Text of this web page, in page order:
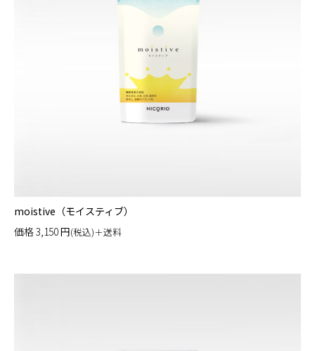
moistive（モイスティブ）
価格3,150円(税込)＋送料